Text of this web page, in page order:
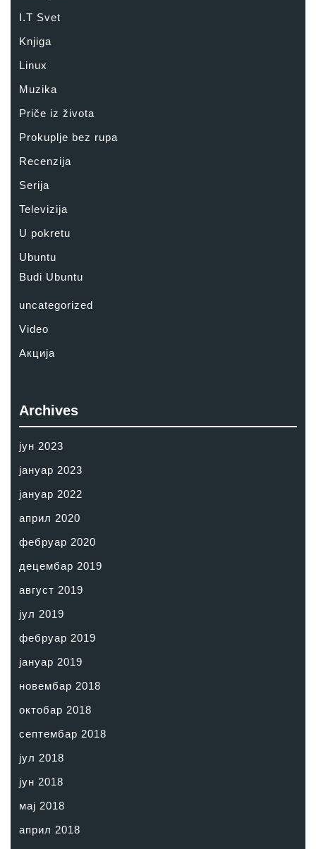
I.T Svet
Knjiga
Linux
Muzika
Priče iz života
Prokuplje bez rupa
Recenzija
Serija
Televizija
U pokretu
Ubuntu
Budi Ubuntu
uncategorized
Video
Акција
Archives
јун 2023
јануар 2023
јануар 2022
април 2020
фебруар 2020
децембар 2019
август 2019
јул 2019
фебруар 2019
јануар 2019
новембар 2018
октобар 2018
септембар 2018
јул 2018
јун 2018
мај 2018
април 2018